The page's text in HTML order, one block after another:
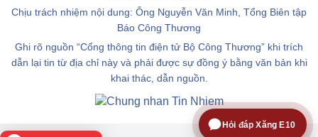
Chịu trách nhiệm nội dung: Ông Nguyễn Văn Minh, Tổng Biên tập
Báo Công Thương
Ghi rõ nguồn “Cổng thông tin điện tử Bộ Công Thương” khi trích
dẫn lại tin từ địa chỉ này và phải được sự đồng ý bằng văn bản khi
khai thác, dẫn nguồn.
Hỏi đáp Xăng E10